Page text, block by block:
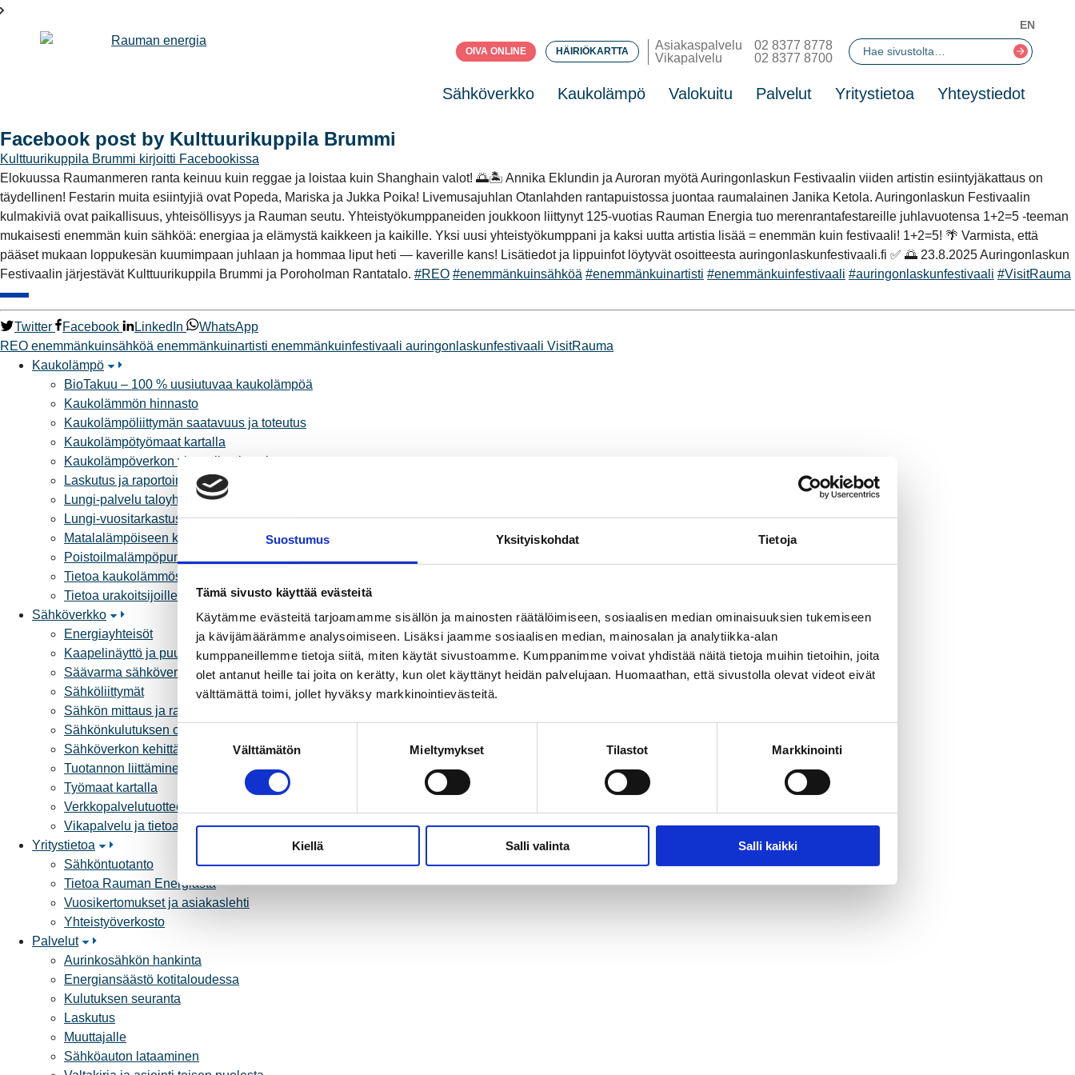
Suostumus Yksityiskohdat Tietoja
Tämä sivusto käyttää evästeitä
Käytämme evästeitä tarjoamamme sisällön ja mainosten räätälöimiseen, sosiaalisen median ominaisuuksien tukemiseen
ja kävijämäärämme analysoimiseen. Lisäksi jaamme sosiaalisen median, mainosalan ja analytiikka-alan
kumppaneillemme tietoja siitä, miten käytät sivustoamme. Kumppanimme voivat yhdistää näitä tietoja muihin tietoihin, joita
olet antanut heille tai joita on kerätty, kun olet käyttänyt heidän palvelujaan. Huomaathan, että sivustolla olevat videot eivät
välttämättä toimi, jollet hyväksy markkinointievästeitä.
S
u
o
t
u
k
s
v
a
l
t
Välttämätön Mieltymykset Tilastot Markkinointi
Kiellä Salli valinta Salli kaikki
OIVA ONLINE HÄIRIÖKARTTA Asiakaspalvelu
02 8377 8778
Vikapalvelu
02 8377 8700
Sähköverkko Kaukolämpö Valokuitu Palvelut Yritystietoa Yhteystiedot
EN
Facebook post by Kulttuurikuppila Brummi
Kulttuurikuppila Brummi kirjoitti Facebookissa
Elokuussa Raumanmeren ranta keinuu kuin reggae ja loistaa kuin Shanghain valot! 🌅🏝️ Annika Eklundin ja Auroran myötä Auringonlaskun Festivaalin viiden artistin esiintyjäkattaus on
täydellinen! Festarin muita esiintyjiä ovat Popeda, Mariska ja Jukka Poika! Livemusajuhlan Otanlahden rantapuistossa juontaa raumalainen Janika Ketola. Auringonlaskun Festivaalin
kulmakiviä ovat paikallisuus, yhteisöllisyys ja Rauman seutu. Yhteistyökumppaneiden joukkoon liittynyt 125-vuotias Rauman Energia tuo merenrantafestareille juhlavuotensa 1+2=5 -teeman
mukaisesti enemmän kuin sähköä: energiaa ja elämystä kaikkeen ja kaikille. Yksi uusi yhteistyökumppani ja kaksi uutta artistia lisää = enemmän kuin festivaali! 1+2=5! 🌴 Varmista, että
pääset mukaan loppukesän kuumimpaan juhlaan ja hommaa liput heti — kaverille kans! Lisätiedot ja lippuinfot löytyvät osoitteesta auringonlaskunfestivaali.fi ✅ 🌅 23.8.2025 Auringonlaskun
Festivaalin järjestävät Kulttuurikuppila Brummi ja Poroholman Rantatalo. #REO #enemmänkuinsähköä #enemmänkuinartisti #enemmänkuinfestivaali #auringonlaskunfestivaali #VisitRauma
Twitter Facebook LinkedIn
WhatsApp
REO enemmänkuinsähköä enemmänkuinartisti enemmänkuinfestivaali auringonlaskunfestivaali VisitRauma
Kaukolämpö
BioTakuu – 100 % uusiutuvaa kaukolämpöä
Kaukolämmön hinnasto
Kaukolämpöliittymän saatavuus ja toteutus
Kaukolämpötyömaat kartalla
Kaukolämpöverkon viasta ilmoittaminen
Laskutus ja raportointi
Lungi-palvelu taloyhtiöille ja yrityksille
Lungi-vuositarkastus kuluttajille
Matalalämpöiseen kaukolämpöön siirtyminen
Poistoilmalämpöpumppu kaukolämpötaloon
Tietoa kaukolämmöstä
Tietoa urakoitsijoille
Sähköverkko
Energiayhteisöt
Kaapelinäyttö ja puunkaatoapu
Säävarma sähköverkko
Sähköliittymät
Sähkön mittaus ja raportointi
Sähkönkulutuksen ohjaus kiinteistössä
Sähköverkon kehittämissuunnitelma
Tuotannon liittäminen verkkoon
Työmaat kartalla
Verkkopalvelutuotteet ja hinnastot
Vikapalvelu ja tietoa jakeluhäiriöistä
Yritystietoa
Sähköntuotanto
Tietoa Rauman Energiasta
Vuosikertomukset ja asiakaslehti
Yhteistyöverkosto
Palvelut
Aurinkosähkön hankinta
Energiansäästö kotitaloudessa
Kulutuksen seuranta
Laskutus
Muuttajalle
Sähköauton lataaminen